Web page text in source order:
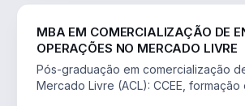
MBA EM COMERCIALIZAÇÃO DE
OPERAÇÕES NO MERCADO LIVRE
Pós-graduação em comercialização
Mercado Livre (ACL): CCEE, formação